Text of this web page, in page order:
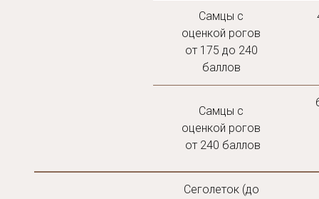
Самцы с
оценкой рогов
от 175 до 240
баллов
Самцы с
оценкой рогов
от 240 баллов
Сеголеток (до